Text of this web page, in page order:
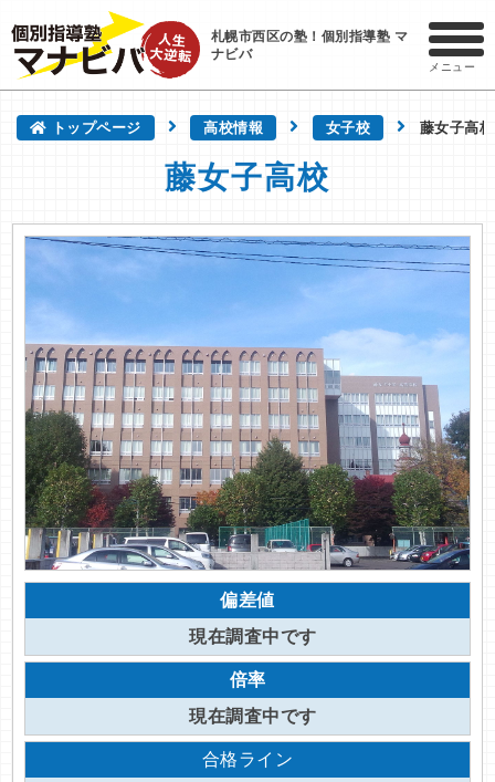
札幌市西区の塾！個別指導塾 マ
ナビバ
メニュー
トップページ 高校情報 女子校 藤女子高校
藤女子高校
偏差値
現在調査中です
倍率
現在調査中です
合格ライン